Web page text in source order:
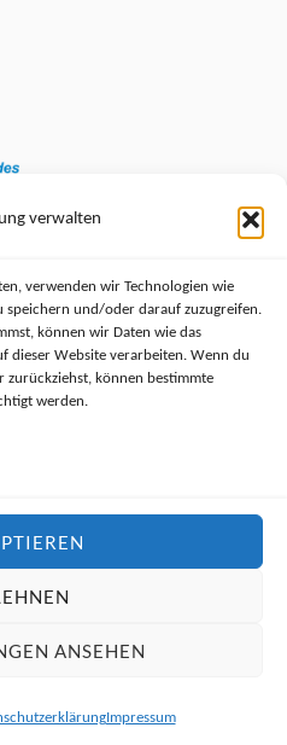
verwalten
verwenden wir Technologien wie
speichern und/oder darauf zuzugreifen.
können wir Daten wie das
dieser Website verarbeiten. Wenn du
zurückziehst, können bestimmte
werden.
ANSEHEN
Impressum
NORÉN